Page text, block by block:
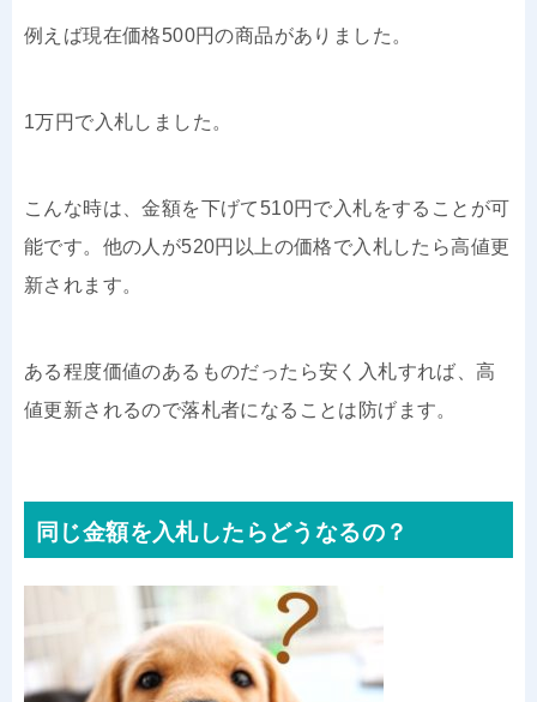
例えば現在価格500円の商品がありました。
1万円で入札しました。
こんな時は、金額を下げて510円で入札をすることが可
能です。他の人が520円以上の価格で入札したら高値更
新されます。
ある程度価値のあるものだったら安く入札すれば、高
値更新されるので落札者になることは防げます。
同じ金額を入札したらどうなるの？